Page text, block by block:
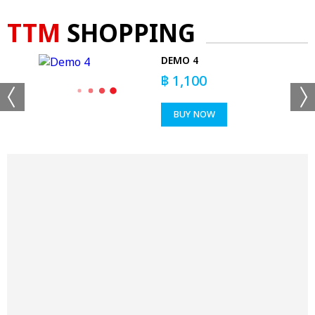
TTM SHOPPING
DEMO 4
฿ 1,100
BUY NOW